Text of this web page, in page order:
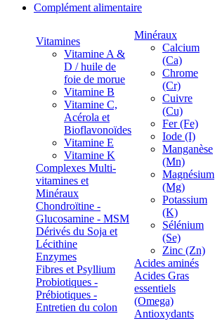
Complément alimentaire
Vitamines
Vitamine A &
D / huile de
foie de morue
Vitamine B
Vitamine C,
Acérola et
Bioflavonoïdes
Vitamine E
Vitamine K
Complexes Multi-
vitamines et
Minéraux
Chondroïtine -
Glucosamine - MSM
Dérivés du Soja et
Lécithine
Enzymes
Fibres et Psyllium
Probiotiques -
Prébiotiques -
Entretien du colon
Minéraux
Calcium
(Ca)
Chrome
(Cr)
Cuivre
(Cu)
Fer (Fe)
Iode (I)
Manganèse
(Mn)
Magnésium
(Mg)
Potassium
(K)
Sélénium
(Se)
Zinc (Zn)
Acides aminés
Acides Gras
essentiels
(Omega)
Antioxydants